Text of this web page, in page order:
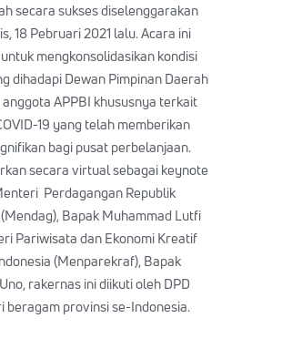
secara sukses diselenggarakan
18 Pebruari 2021 lalu. Acara ini
mengkonsolidasikan kondisi
dihadapi Dewan Pimpinan Daerah
anggota APPBI khususnya terkait
19 yang telah memberikan
bagi pusat perbelanjaan.
secara virtual sebagai keynote
Perdagangan Republik
Bapak Muhammad Lutfi
Pariwisata dan Ekonomi Kreatif
(Menparekraf), Bapak
rakernas ini diikuti oleh DPD
beragam provinsi se-Indonesia.